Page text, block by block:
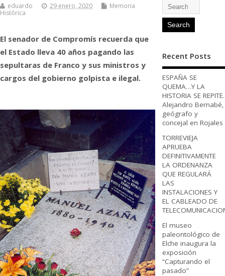
eduardo 29 enero, 2020
Memoria
Histórica
El senador de Compromís recuerda que
el Estado lleva 40 años pagando las
sepultaras de Franco y sus ministros y
cargos del gobierno golpista e ilegal.
Recent Posts
ESPAÑA SE
QUEMA…Y LA
HISTORIA SE REPITE.
Alejandro Bernabé,
geógrafo y
concejal en Rojales
TORREVIEJA
APRUEBA
DEFINITIVAMENTE
LA ORDENANZA
QUE REGULARÁ
LAS
INSTALACIONES Y
EL CABLEADO DE
El museo
paleontológico de
Elche inaugura la
exposición
“Capturando el
pasado”